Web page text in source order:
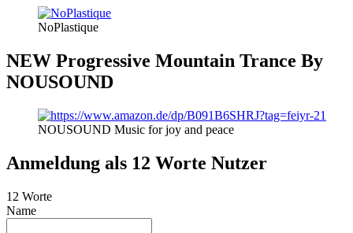
NoPlastique
NEW Progressive Mountain Trance By
NOUSOUND
NOUSOUND Music for joy and peace
Anmeldung als 12 Worte Nutzer
12 Worte
Name